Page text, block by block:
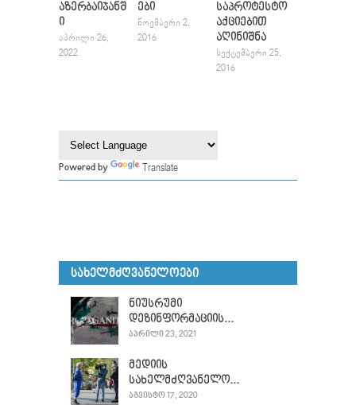
აზერბაიჯანშ
ი
ᲐᲞᲠᲘᲚᲘ 26,
2022
ები
ᲜᲝᲔᲛᲑᲔᲠᲘ 2,
2016
საპროტესტო
აქციებით
აღინიშნა
ᲡᲔᲥᲢᲔᲛᲑᲔᲠᲘ 25,
2016
Powered by Translate
ᲡᲐᲮᲔᲚᲛᲫᲦᲕᲐᲜᲔᲚᲝᲔᲑᲘ
ნიუსრუმი
დეზინფორმაციის...
ᲐᲞᲠᲘᲚᲘ 23, 2021
მედიის
სახელმძღვანელო...
ᲐᲒᲕᲘᲡᲢᲝ 17, 2020